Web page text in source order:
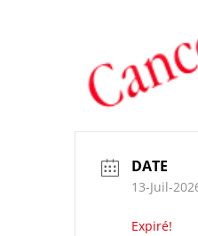
DATE
13-Juil-
Expiré!